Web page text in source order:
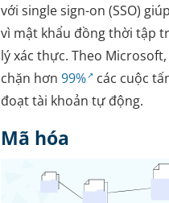
với single sign-on (SSO)
vì mật khẩu đồng thời tập
lý xác thực. Theo
chặn hơn 99%
các cuộc
đoạt tài khoản tự động.
Mã hóa